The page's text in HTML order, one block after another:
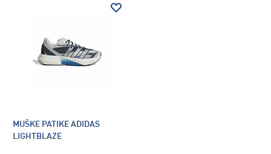
MUŠKE PATIKE ADIDAS
LIGHTBLAZE